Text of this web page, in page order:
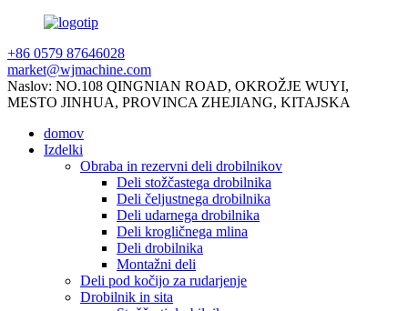
+86 0579 87646028
market@wjmachine.com
Naslov: NO.108 QINGNIAN ROAD, OKROŽJE WUYI,
MESTO JINHUA, PROVINCA ZHEJIANG, KITAJSKA
domov
Izdelki
Obraba in rezervni deli drobilnikov
Deli stožčastega drobilnika
Deli čeljustnega drobilnika
Deli udarnega drobilnika
Deli krogličnega mlina
Deli drobilnika
Montažni deli
Deli pod kočijo za rudarjenje
Drobilnik in sita